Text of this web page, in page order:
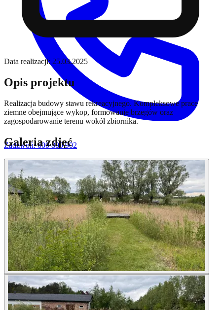
Zadzwoń: 600 800 902
Data realizacji: 25.03.2025
Opis projektu
Realizacja budowy stawu rekreacyjnego. Kompleksowe prace
ziemne obejmujące wykop, formowanie brzegów oraz
zagospodarowanie terenu wokół zbiornika.
Galeria zdjęć